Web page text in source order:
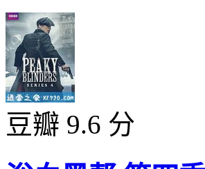
豆瓣 9.6 分